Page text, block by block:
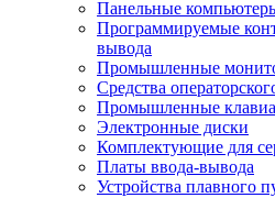
Панельные
Программируемые
вывода
Промышленные
Средства
Промышленные
Электронные диски
Комплектующие для
Платы ввода-вывода
Устройства плавного